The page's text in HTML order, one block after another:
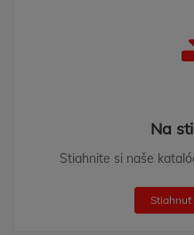
Na
Stiahnite si naše